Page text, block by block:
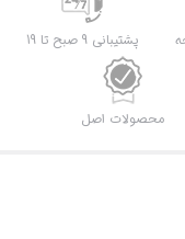
پشتیبانی 9 صبح تا 19
محصولات اصل